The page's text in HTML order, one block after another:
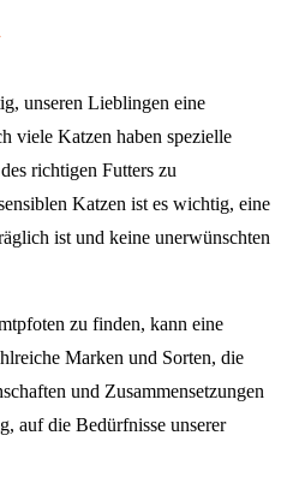
unseren Lieblingen eine
viele Katzen haben spezielle
richtigen Futters zu
Katzen ist es wichtig, eine
ist und keine unerwünschten
zu finden, kann eine
Marken und Sorten, die
und Zusammensetzungen
auf die Bedürfnisse unserer